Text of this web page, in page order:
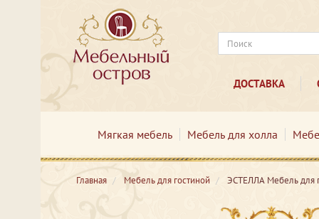
ДОСТАВКА
Мягкая мебель Мебель для холла
Главная Мебель для гостиной ЭСТЕЛЛА Мебель для